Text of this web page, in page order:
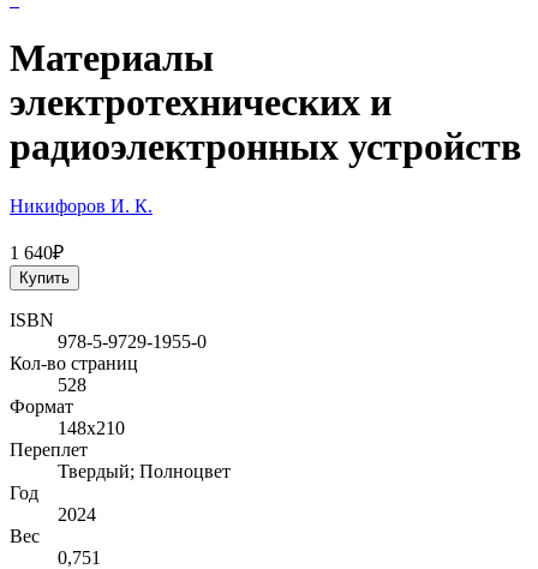
Материалы
электротехнических и
радиоэлектронных устройств
Никифоров И. К.
1 640₽
Купить
ISBN
978-5-9729-1955-0
Кол-во страниц
528
Формат
148х210
Переплет
Твердый; Полноцвет
Год
2024
Вес
0,751